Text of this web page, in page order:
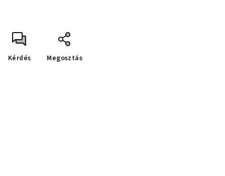
Kérdés Megosztás